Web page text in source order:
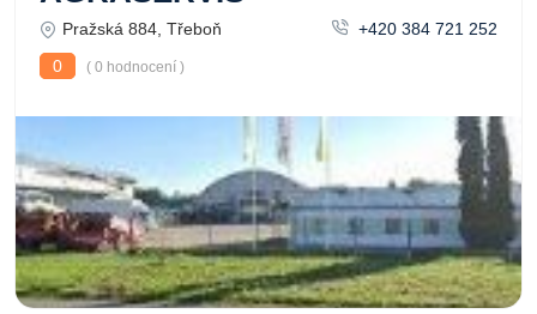
Pražská 884, Třeboň
+420 384 721 252
0
( 0 hodnocení )